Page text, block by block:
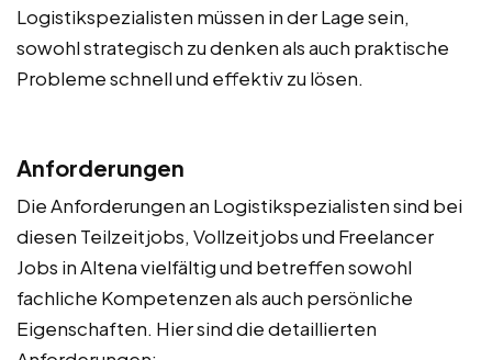
Logistikspezialisten müssen in der Lage sein,
sowohl strategisch zu denken als auch praktische
Probleme schnell und effektiv zu lösen.
Anforderungen
Die Anforderungen an Logistikspezialisten sind bei
diesen Teilzeitjobs, Vollzeitjobs und Freelancer
Jobs in Altena vielfältig und betreffen sowohl
fachliche Kompetenzen als auch persönliche
Eigenschaften. Hier sind die detaillierten